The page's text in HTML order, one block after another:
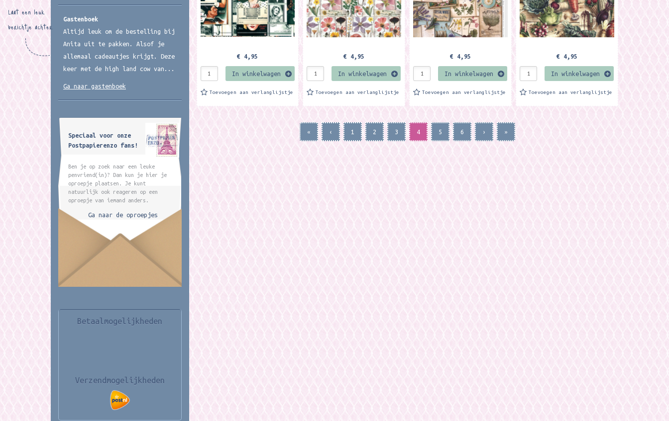
€ 4,95
In winkelwagen
Toevoegen aan verlanglijstje
€ 4,95
In winkelwagen
Toevoegen aan verlanglijstje
€ 4,95
In winkelwagen
Toevoegen aan verlanglijstje
€ 4,95
In winkelwagen
Toevoegen aan verlanglijstje
« ‹ 1 2 3 4 5 6 › »
Gastenboek
Altijd leuk om de bestelling bij
Anita uit te pakken. Alsof je
allemaal cadeautjes krijgt. Deze
keer met de high land cow van...
Laat een leuk
berichtje achter
Ga naar gastenboek
Speciaal voor onze
Postpapierenzo fans!
Ben je op zoek naar een leuke
penvriend(in)? Dan kun je hier je
oproepje plaatsen. Je kunt
natuurlijk ook reageren op een
oproepje van iemand anders.
Ga naar de oproepjes
Betaalmogelijkheden
Verzendmogelijkheden